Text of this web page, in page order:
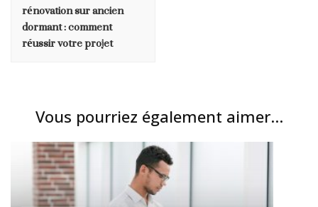
rénovation sur ancien
dormant : comment
réussir votre projet
Vous pourriez également aimer...